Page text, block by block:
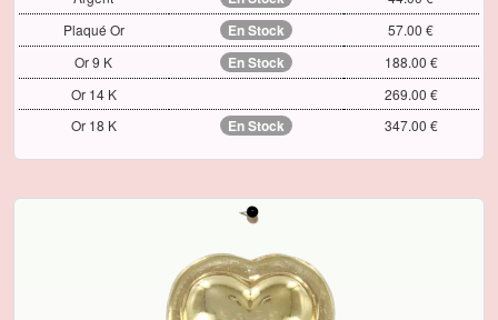
Plaqué Or
En Stock
57.00 €
Or 9 K
En Stock
188.00 €
Or 14 K
269.00 €
Or 18 K
En Stock 347.00 €